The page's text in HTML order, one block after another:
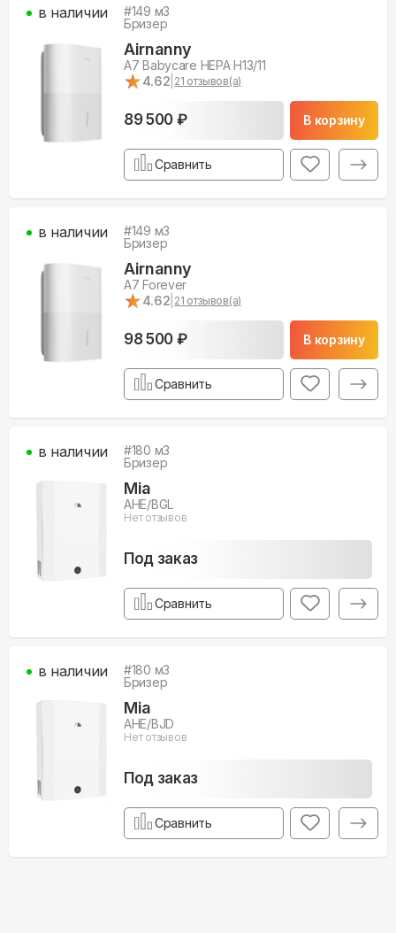
#149 м3
Бризер
Airnanny
A7 Babycare HEPA H13/11
★
★4.62 21 отзывов(а)
89 500 ₽ В корзину
в наличии
Сравнить
#149 м3
Бризер
Airnanny
A7 Forever
★
★4.62 21 отзывов(а)
98 500 ₽ В корзину
в наличии
Сравнить
#180 м3
Бризер
Mia
AHE/BGL
Нет отзывов
Под заказ
в наличии
Сравнить
#180 м3
Бризер
Mia
AHE/BJD
Нет отзывов
Под заказ
в наличии
Сравнить